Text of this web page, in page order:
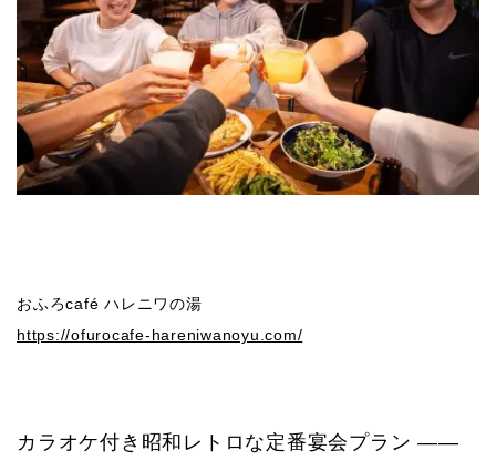
おふろcafé ハレニワの湯
https://ofurocafe-hareniwanoyu.com/
カラオケ付き昭和レトロな定番宴会プラン ——